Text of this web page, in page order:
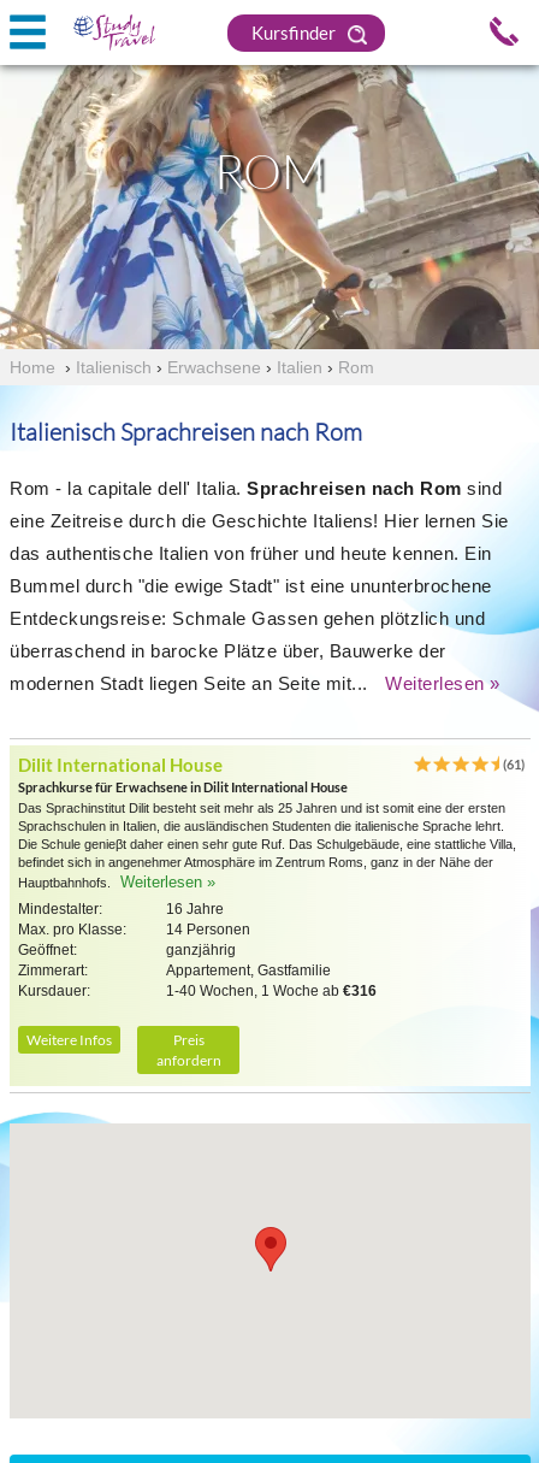
Kursfinder
ROM
Home › Italienisch › Erwachsene › Italien › Rom
Italienisch Sprachreisen nach Rom
Rom - la capitale dell' Italia. Sprachreisen nach Rom sind
eine Zeitreise durch die Geschichte Italiens! Hier lernen Sie
das authentische Italien von früher und heute kennen. Ein
Bummel durch "die ewige Stadt" ist eine ununterbrochene
Entdeckungsreise: Schmale Gassen gehen plötzlich und
überraschend in barocke Plätze über, Bauwerke der
modernen Stadt liegen Seite an Seite mit...
Weiterlesen »
Dilit International House
(61)
Sprachkurse für Erwachsene in Dilit International House
Das Sprachinstitut Dilit besteht seit mehr als 25 Jahren und ist somit eine der ersten
Sprachschulen in Italien, die ausländischen Studenten die italienische Sprache lehrt.
Die Schule genieβt daher einen sehr gute Ruf. Das Schulgebäude, eine stattliche Villa,
befindet sich in angenehmer Atmosphäre im Zentrum Roms, ganz in der Nähe der
Hauptbahnhofs.
Weiterlesen »
Mindestalter:
16 Jahre
Max. pro Klasse:
14 Personen
Geöffnet:
ganzjährig
Zimmerart:
Appartement, Gastfamilie
Kursdauer:
1-40 Wochen, 1 Woche ab €316
Weitere Infos
Preis
anfordern